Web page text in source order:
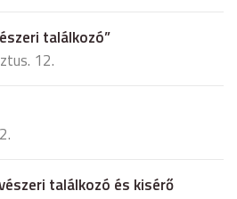
találkozó”
12.
találkozó és kisérő